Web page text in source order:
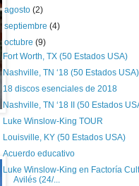
agosto(2)
septiembre(4)
octubre(9)
Fort Worth, TX (50 Estados USA)
Nashville, TN ‘18 (50 Estados USA)
18 discos esenciales de 2018
Nashville, TN ‘18 II (50 Estados
Luke Winslow-King TOUR
Louisville, KY (50 Estados USA)
Acuerdo educativo
Luke Winslow-King en Factoría
Avilés (24/...